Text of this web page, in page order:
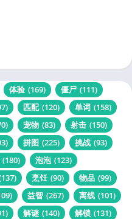
体验 (169) 僵尸 (111)
匹配 (120) 单词 (158)
宠物 (83) 射击 (150)
拼图 (225) 挑战 (93)
(180) 泡泡 (123)
烹饪 (90) 物品 (99)
益智 (267) 离线 (101)
解谜 (140) 解锁 (131)